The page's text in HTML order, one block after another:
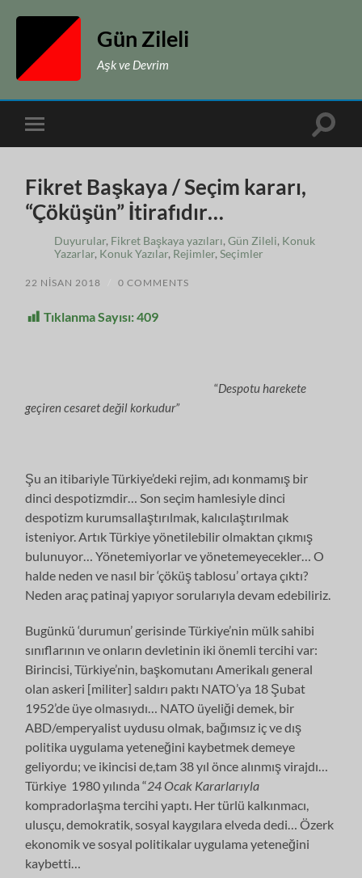
Gün Zileli
Aşk ve Devrim
Toggle
mobile
Toggle
Fikret Başkaya / Seçim kararı,
“Çöküşün” İtirafıdır…
Duyurular, Fikret Başkaya yazıları,Gün Zileli, Konuk
Yazarlar, Konuk Yazılar, Rejimler,Seçimler
22 NISAN 2018 0 COMMENTS
Tıklanma Sayısı:409
“Despotu harekete
geçiren cesaret değil korkudur”
Şu an itibariyle Türkiye’deki rejim, adı konmamış bir
dinci despotizmdir… Son seçim hamlesiyle dinci
despotizm kurumsallaştırılmak, kalıcılaştırılmak
isteniyor. Artık Türkiye yönetilebilir olmaktan çıkmış
bulunuyor… Yönetemiyorlar ve yönetemeyecekler… O
halde neden ve nasıl bir ‘çöküş tablosu’ ortaya çıktı?
Neden araç patinaj yapıyor sorularıyla devam edebiliriz.
Bugünkü ‘durumun’ gerisinde Türkiye’nin mülk sahibi
sınıflarının ve onların devletinin iki önemli tercihi var:
Birincisi, Türkiye’nin, başkomutanı Amerikalı general
olan askeri [militer] saldırı paktı NATO’ya 18 Şubat
1952’de üye olmasıydı… NATO üyeliği demek, bir
ABD/emperyalist uydusu olmak, bağımsız iç ve dış
politika uygulama yeteneğini kaybetmek demeye
geliyordu; ve ikincisi de,tam 38 yıl önce alınmış virajdı…
Türkiye 1980 yılında “24 Ocak Kararlarıyla
kompradorlaşma tercihi yaptı. Her türlü kalkınmacı,
ulusçu, demokratik, sosyal kaygılara elveda dedi… Özerk
ekonomik ve sosyal politikalar uygulama yeteneğini
kaybetti…